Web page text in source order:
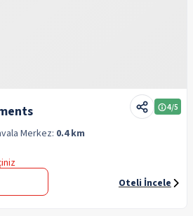
4/5
Merkez: 0.4 km
Oteli İncele